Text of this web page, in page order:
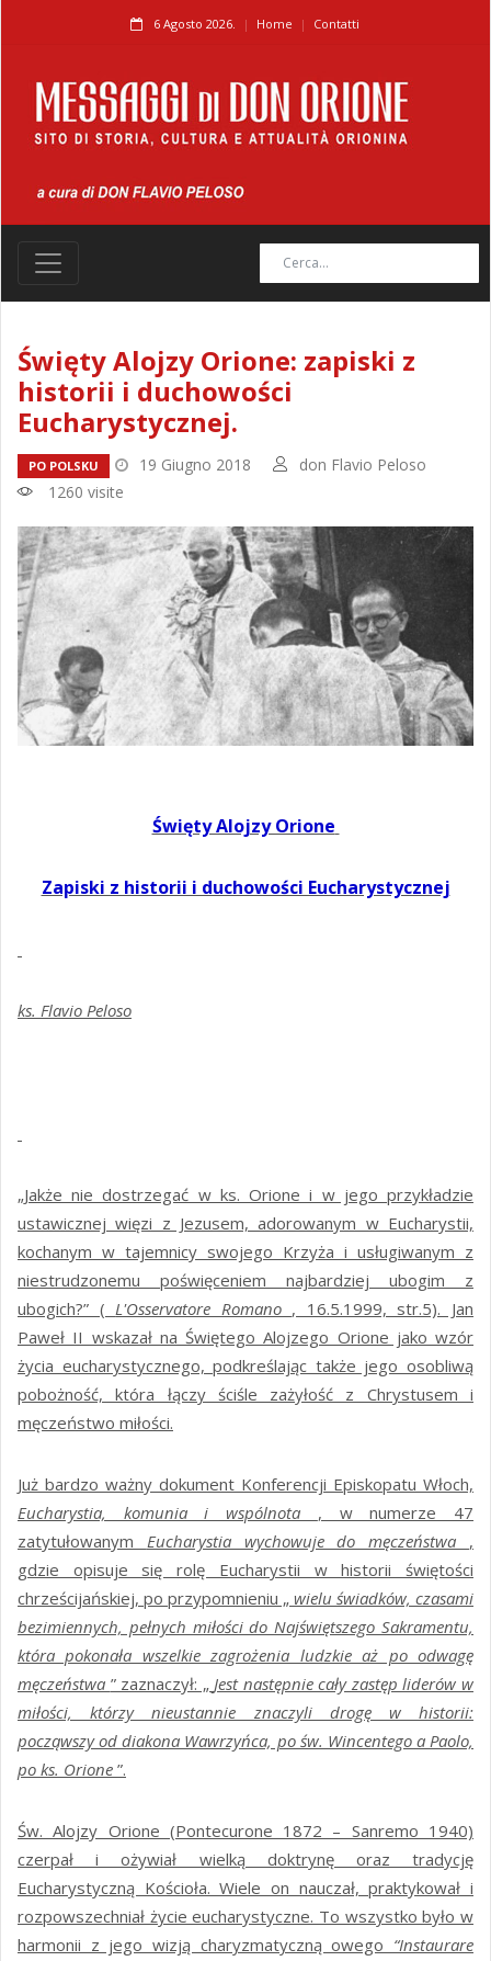
6 Agosto 2026. Home Contatti
Święty Alojzy Orione: zapiski z
historii i duchowości
Eucharystycznej.
PO POLSKU 19 Giugno 2018
don Flavio Peloso
1260 visite
Święty Alojzy Orione
Zapiski z historii i duchowości Eucharystycznej
ks. Flavio Peloso
„Jakże nie dostrzegać w ks. Orione i w jego przykładzie
ustawicznej więzi z Jezusem, adorowanym w Eucharystii,
kochanym w tajemnicy swojego Krzyża i usługiwanym z
niestrudzonemu poświęceniem najbardziej ubogim z
ubogich?” (L'Osservatore Romano , 16.5.1999, str.5). Jan
Paweł II wskazał na Świętego Alojzego Orione jako wzór
życia eucharystycznego, podkreślając także jego osobliwą
pobożność, która łączy ściśle zażyłość z Chrystusem i
męczeństwo miłości.
Już bardzo ważny dokument Konferencji Episkopatu Włoch,
Eucharystia, komunia i wspólnota , w numerze 47
zatytułowanym Eucharystia wychowuje do męczeństwa ,
gdzie opisuje się rolę Eucharystii w historii świętości
chrześcijańskiej, po przypomnieniu „ wielu świadków, czasami
bezimiennych, pełnych miłości do Najświętszego Sakramentu,
która pokonała wszelkie zagrożenia ludzkie aż po odwagę
męczeństwa ” zaznaczył: „Jest następnie cały zastęp liderów w
miłości, którzy nieustannie znaczyli drogę w historii:
począwszy od diakona Wawrzyńca, po św. Wincentego a Paolo,
po ks. Orione ”.
Św. Alojzy Orione (Pontecurone 1872 – Sanremo 1940)
czerpał i ożywiał wielką doktrynę oraz tradycję
Eucharystyczną Kościoła. Wiele on nauczał, praktykował i
rozpowszechniał życie eucharystyczne. To wszystko było w
harmonii z jego wizją charyzmatyczną owego “Instaurare